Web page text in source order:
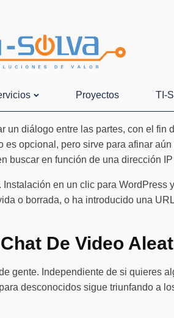
Proyectos TI-
diálogo entre las partes, con el
opcional, pero sirve para afinar
buscar en función de una dirección
en un clic para
o borrada, o ha introducido una
De Video
gente. Independiente de si quieres
desconocidos sigue triunfando a